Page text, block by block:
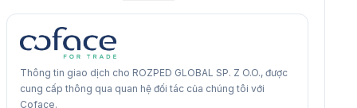
Thông tin giao dịch cho ROZPED GLOBAL SP. Z O.O., được
cung cấp thông qua quan hệ đối tác của chúng tôi với
Coface.